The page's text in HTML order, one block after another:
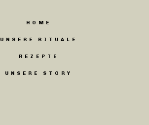
HOME
UNSERE RITUALE
REZEPTE
UNSERE STORY